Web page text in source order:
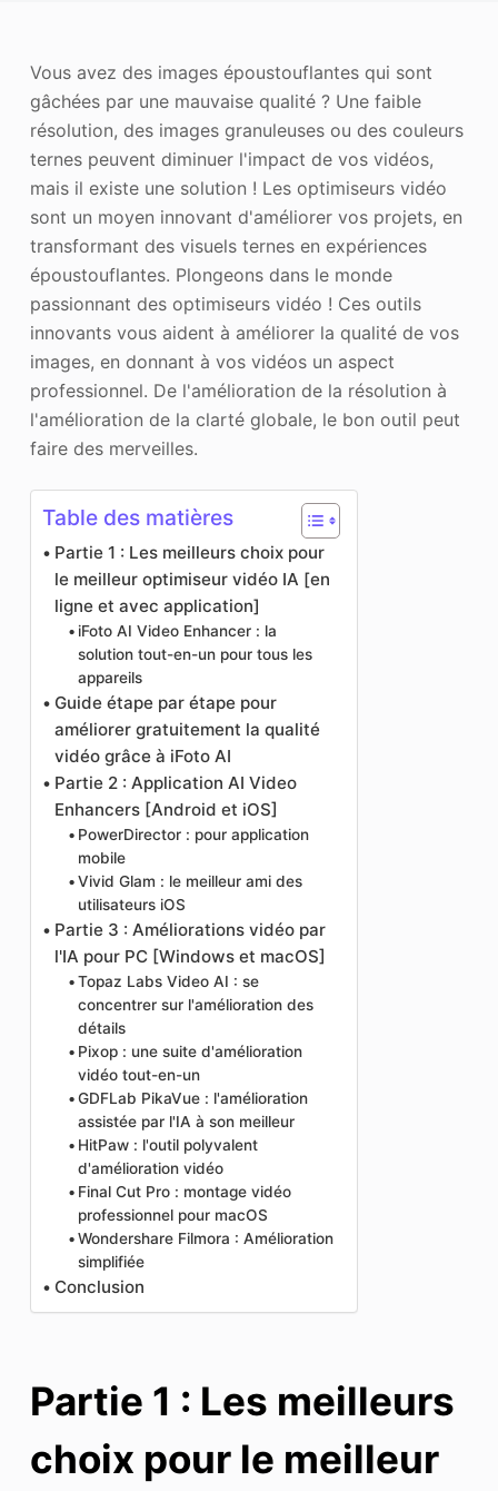
Image Recopyright
Vous avez des images époustouflantes qui sont
gâchées par une mauvaise qualité ? Une faible
résolution, des images granuleuses ou des couleurs
ternes peuvent diminuer l'impact de vos vidéos,
mais il existe une solution ! Les optimiseurs vidéo
sont un moyen innovant d'améliorer vos projets, en
transformant des visuels ternes en expériences
époustouflantes. Plongeons dans le monde
passionnant des optimiseurs vidéo ! Ces outils
innovants vous aident à améliorer la qualité de vos
images, en donnant à vos vidéos un aspect
professionnel. De l'amélioration de la résolution à
l'amélioration de la clarté globale, le bon outil peut
faire des merveilles.
Table des matières
Partie 1 : Les meilleurs choix pour
le meilleur optimiseur vidéo IA [en
ligne et avec application]
iFoto AI Video Enhancer : la
solution tout-en-un pour tous les
appareils
Guide étape par étape pour
améliorer gratuitement la qualité
vidéo grâce à iFoto AI
Partie 2 : Application AI Video
Enhancers [Android et iOS]
PowerDirector : pour application
mobile
Vivid Glam : le meilleur ami des
utilisateurs iOS
Partie 3 : Améliorations vidéo par
l'IA pour PC [Windows et macOS]
Topaz Labs Video AI : se
concentrer sur l'amélioration des
détails
Pixop : une suite d'amélioration
vidéo tout-en-un
GDFLab PikaVue : l'amélioration
assistée par l'IA à son meilleur
HitPaw : l'outil polyvalent
d'amélioration vidéo
Final Cut Pro : montage vidéo
professionnel pour macOS
Wondershare Filmora : Amélioration
simplifiée
Conclusion
Partie 1 : Les meilleurs
choix pour le meilleur